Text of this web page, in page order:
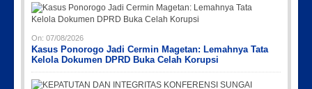
On: 07/08/2026
Kasus Ponorogo Jadi Cermin Magetan: Lemahnya Tata
Kelola Dokumen DPRD Buka Celah Korupsi